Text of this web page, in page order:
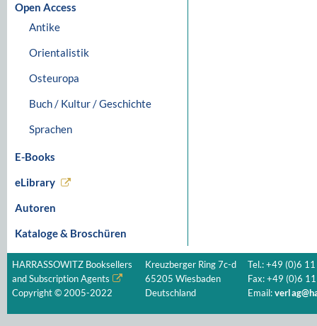
Open Access
Antike
Orientalistik
Osteuropa
Buch / Kultur / Geschichte
Sprachen
E-Books
eLibrary
Autoren
Kataloge & Broschüren
HARRASSOWITZ Booksellers
and Subscription Agents
Copyright © 2005-2022
Kreuzberger Ring 7c-d
65205 Wiesbaden
Deutschland
Tel.: +49 (0)6
Fax: +49 (0)6
Email: